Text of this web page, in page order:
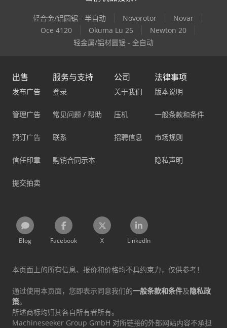
轻合金/铝圆锯 - 半自动 Novorotor
Novar
Oce 4120
Okuma Lu 25
Newton 20
轻金属/铝材圆锯 - 全自动
出售
发布广告
管理广告
预订广告
信任印章
提交拍卖
服务与支持
登录
常见问题 / 帮助
联系
购销合同示本
公司
关于我们
压机
招聘信息
法律事项
版本说明
一般条款和条件
市场规则
隐私声明
Blog Facebook X LinkedIn
本页面上的所有信息、报价和价格均不具约束力，仅供参考！
通过使用本页面，您即表示同意我们的一般条款和条件及隐私政
策。
所述商标均归其各自所有者所有。
Machineseeker Group GmbH 对所链接的外部网站内容不承担